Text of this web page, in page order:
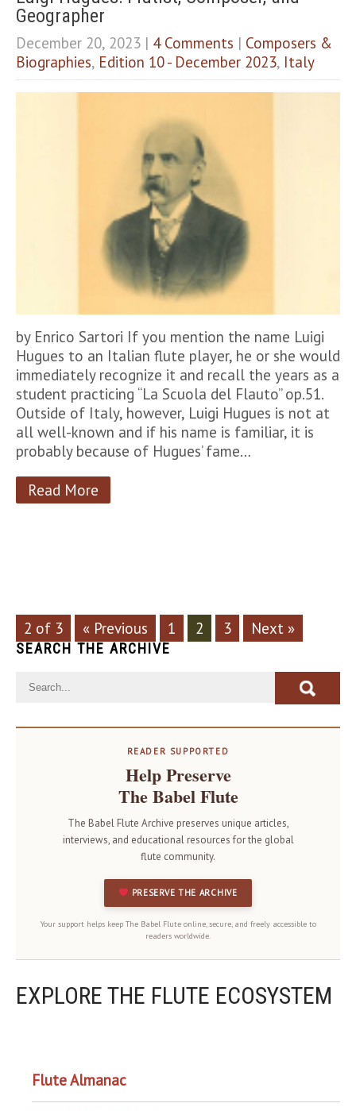
Geographer
December 20, 2023 | 4 Comments | Composers &
Biographies, Edition 10 - December 2023, Italy
by Enrico Sartori If you mention the name Luigi
Hugues to an Italian flute player, he or she would
immediately recognize it and recall the years as a
student practicing “La Scuola del Flauto” op.51.
Outside of Italy, however, Luigi Hugues is not at
all well-known and if his name is familiar, it is
probably because of Hugues’ fame…
Read More
2 of 3 « Previous 1 2 3 Next »
SEARCH THE ARCHIVE
READER SUPPORTED
Help Preserve
The Babel Flute
The Babel Flute Archive preserves unique articles,
interviews, and educational resources for the global
flute community.
PRESERVE THE ARCHIVE
Your support helps keep The Babel Flute online, secure, and freely accessible to
readers worldwide.
EXPLORE THE FLUTE ECOSYSTEM
Flute Almanac